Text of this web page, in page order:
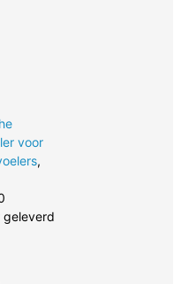
voor
,